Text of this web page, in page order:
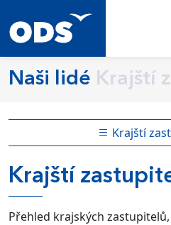
Naši lidé Krajští
Krajští
Krajští
Přehled krajských